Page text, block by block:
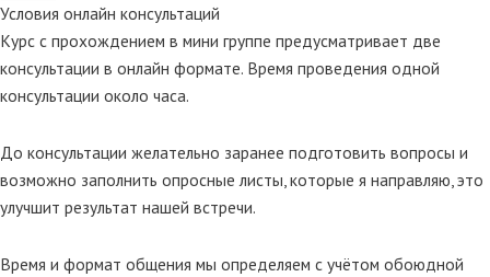
Условия онлайн консультаций
Курс с прохождением в мини группе предусматривает две
консультации в онлайн формате. Время проведения одной
консультации около часа.
До консультации желательно заранее подготовить вопросы и
возможно заполнить опросные листы, которые я направляю, это
улучшит результат нашей встречи.
Время и формат общения мы определяем с учётом обоюдной